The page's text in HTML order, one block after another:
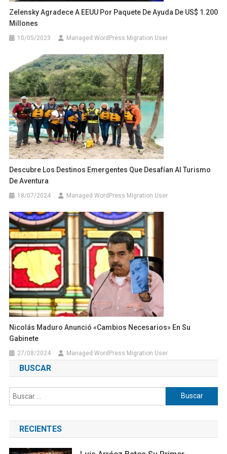
Zelensky Agradece A EEUU Por Paquete De Ayuda De US$ 1.200
Millones
10/05/2023 Managed WordPress Migration User
Descubre Los Destinos Emergentes Que Desafían Al Turismo
De Aventura
18/07/2024 Managed WordPress Migration User
Nicolás Maduro Anunció «cambios Necesarios» En Su
Gabinete
27/08/2024 Managed WordPress Migration User
BUSCAR
Buscar:
RECIENTES